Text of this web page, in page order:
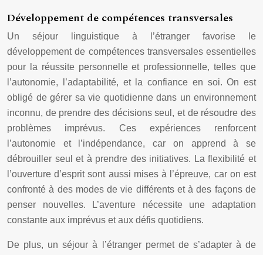
Développement de compétences transversales
Un séjour linguistique à l’étranger favorise le
développement de compétences transversales essentielles
pour la réussite personnelle et professionnelle, telles que
l’autonomie, l’adaptabilité, et la confiance en soi. On est
obligé de gérer sa vie quotidienne dans un environnement
inconnu, de prendre des décisions seul, et de résoudre des
problèmes imprévus. Ces expériences renforcent
l’autonomie et l’indépendance, car on apprend à se
débrouiller seul et à prendre des initiatives. La flexibilité et
l’ouverture d’esprit sont aussi mises à l’épreuve, car on est
confronté à des modes de vie différents et à des façons de
penser nouvelles. L’aventure nécessite une adaptation
constante aux imprévus et aux défis quotidiens.
De plus, un séjour à l’étranger permet de s’adapter à de